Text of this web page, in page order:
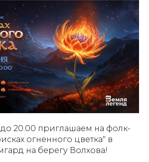
до 20.00 приглашаем на фолк-
огненного цветка" в
на берегу Волхова!